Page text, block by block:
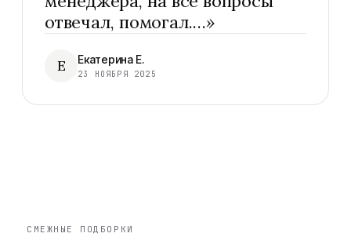
отвечал, помогал.…»
Е Екатерина Е.
23 НОЯБРЯ 2025
СМЕЖНЫЕ ПОДБОРКИ